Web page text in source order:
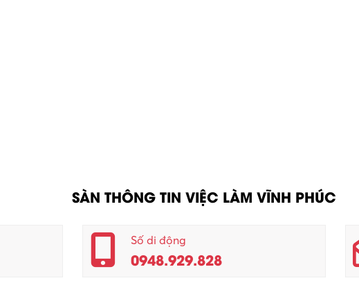
SÀN THÔNG TIN VIỆC LÀM VĨNH PHÚC
Số di động
0948.929.828